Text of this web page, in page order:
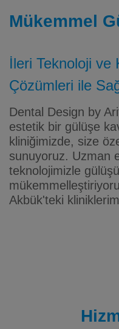
Mükemmel
İleri Teknoloji ve
Çözümleri ile
Dental Design by
estetik bir gülüşe
kliniğimizde, size
sunuyoruz. Uzman
teknolojimizle
Akbük'teki